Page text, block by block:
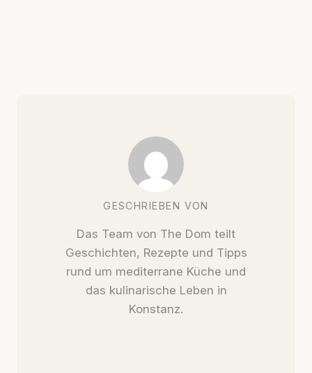
GESCHRIEBEN VON
Das Team von The Dom teilt
Geschichten, Rezepte und Tipps
rund um mediterrane Küche und
das kulinarische Leben in
Konstanz.